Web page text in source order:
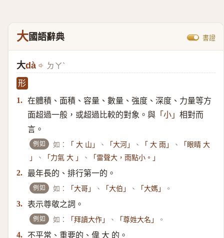
大國語辭典 書證
大dà ㄉㄚˋ
形
1. 在體積、面積、容量、數量、強度、深度、力量等方
面超過一般，或超過比較的對象。與 「小」 相對而
言。
例如 如： 「 大 山」 、 「大河」 、 「 大 雨」 、
「眼睛 大
」
、 「力氣 大 」 、 「雷聲大，雨點小。」
2. 最年長的、排行第一的。
例如 如： 「大哥」 、 「大伯」 、 「大媽」 。
3. 表示尊敬之詞。
例如 如： 「拜讀大作」 、 「尊姓大名」 。
4. 不平常、重要的、偉 大 的。